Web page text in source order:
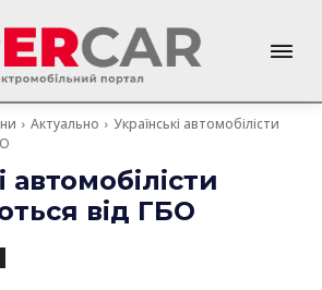
Актуально
Українські автомобілісти
автомобілісти
від ГБО